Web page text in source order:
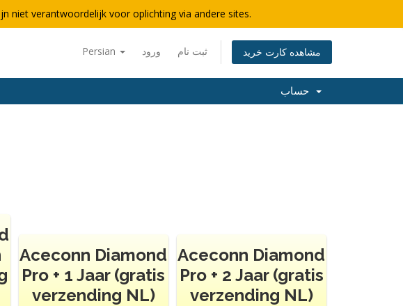
niet verantwoordelijk voor oplichting via andere sites.
Persian ورود ثبت نام مشاهده کارت خرید
Aceconn Diamond
Pro + 1 Jaar (gratis
verzending NL)
Aceconn Diamond
Pro + 2 Jaar (gratis
verzending NL)